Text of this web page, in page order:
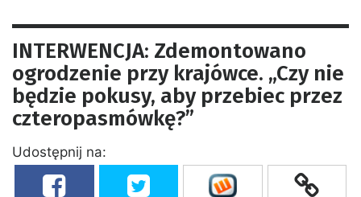
INTERWENCJA: Zdemontowano
ogrodzenie przy krajówce. „Czy nie
będzie pokusy, aby przebiec przez
czteropasmówkę?”
Udostępnij na: